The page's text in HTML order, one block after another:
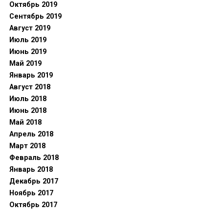
Октябрь 2019
Сентябрь 2019
Август 2019
Июль 2019
Июнь 2019
Май 2019
Январь 2019
Август 2018
Июль 2018
Июнь 2018
Май 2018
Апрель 2018
Март 2018
Февраль 2018
Январь 2018
Декабрь 2017
Ноябрь 2017
Октябрь 2017